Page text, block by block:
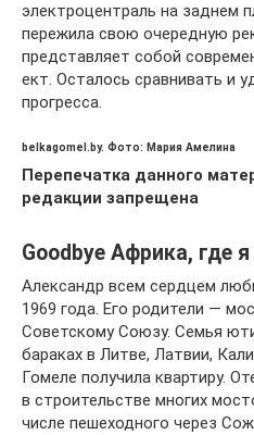
электроцен­траль на заднем
пережила свою очередную
пред­ставляет собой
ект. Осталось сравнивать и
прогресса.
belkagomel.by. Фото: Мария Амелина
Перепечатка данного
редакции запрещена
Goodbуe Африка, где
Александр всем сердцем
1969 года. Его родители —
Советскому Союзу. Семья
бараках в Литве, Латвии,
Гомеле получила квартиру.
в строительстве многих
числе пешеходного через